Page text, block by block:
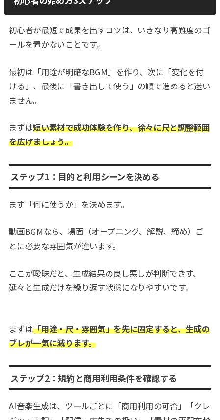
初心者が最短で成果を出すコツは、いきなり高難度のゴ
ールを置かないことです。
最初は「用途が明確なBGM」を作り、次に「変化を付
ける」、最後に「書き出して使う」の順で進めると迷い
ません。
まずは短い素材で成功体験を作り、徐々に尺と調整範囲
を広げましょう。
ステップ1：目的と利用シーンを決める
まず「何に使うか」を決めます。
動画BGMなら、場面（オープニング、解説、締め）ご
とに必要な雰囲気が違います。
ここが曖昧だと、生成結果の良し悪しが判断できず、
延々と生成だけを繰り返す状態になりやすいです。
まずは「用途・尺・雰囲気」を先に固定すると、生成の
ブレが一気に減ります。
ステップ2：規約と商用利用条件を確認する
AI音楽生成は、ツールごとに「商用利用の可否」「クレ